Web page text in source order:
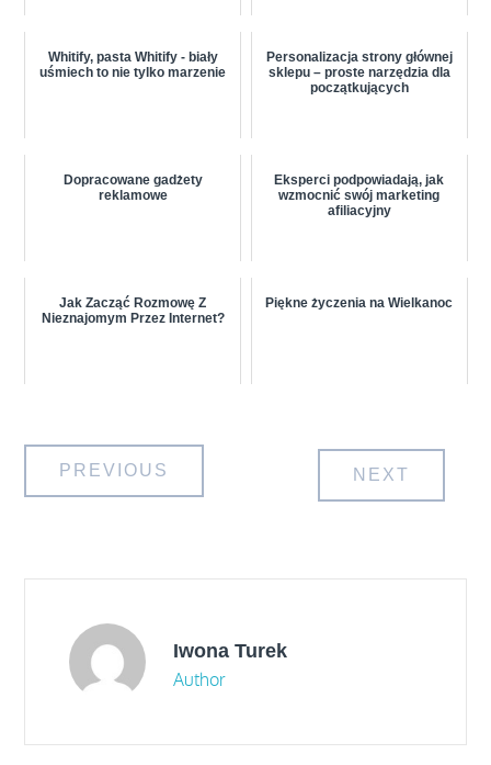
Whitify, pasta Whitify - biały
uśmiech to nie tylko marzenie
Personalizacja strony głównej
sklepu – proste narzędzia dla
początkujących
Dopracowane gadżety
reklamowe
Eksperci podpowiadają, jak
wzmocnić swój marketing
afiliacyjny
Jak Zacząć Rozmowę Z
Nieznajomym Przez Internet?
Piękne życzenia na Wielkanoc
Nawigacja
PREVIOUS NEXT
Iwona Turek
Author